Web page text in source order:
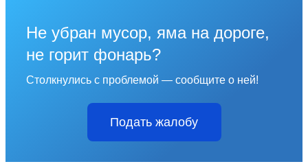
Не убран мусор, яма на дороге,
не горит фонарь?
Столкнулись с проблемой — сообщите о ней!
Подать жалобу